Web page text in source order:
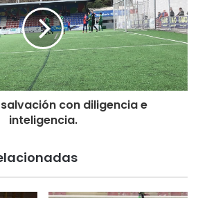
con diligencia e
inteligencia.